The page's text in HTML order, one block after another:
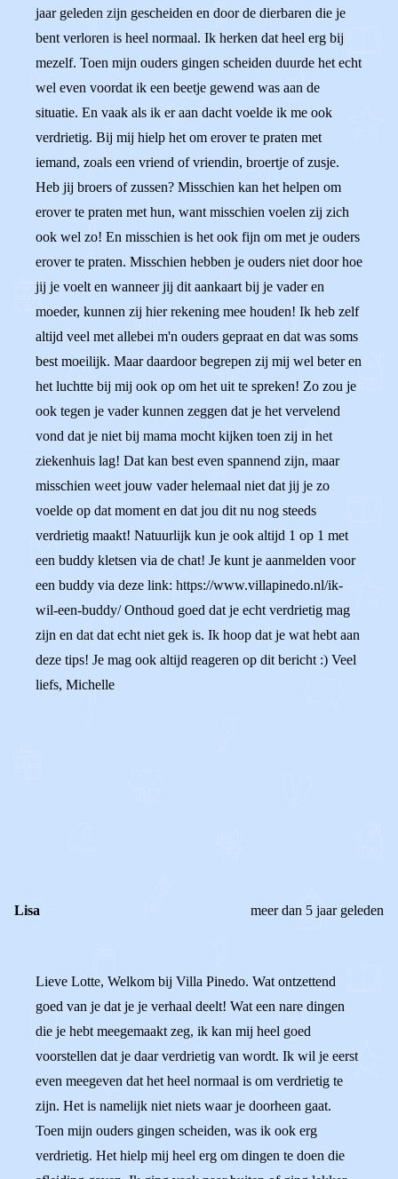
jaar geleden zijn gescheiden en door de dierbaren die je
bent verloren is heel normaal. Ik herken dat heel erg bij
mezelf. Toen mijn ouders gingen scheiden duurde het echt
wel even voordat ik een beetje gewend was aan de
situatie. En vaak als ik er aan dacht voelde ik me ook
verdrietig. Bij mij hielp het om erover te praten met
iemand, zoals een vriend of vriendin, broertje of zusje.
Heb jij broers of zussen? Misschien kan het helpen om
erover te praten met hun, want misschien voelen zij zich
ook wel zo! En misschien is het ook fijn om met je ouders
erover te praten. Misschien hebben je ouders niet door hoe
jij je voelt en wanneer jij dit aankaart bij je vader en
moeder, kunnen zij hier rekening mee houden! Ik heb zelf
altijd veel met allebei m'n ouders gepraat en dat was soms
best moeilijk. Maar daardoor begrepen zij mij wel beter en
het luchtte bij mij ook op om het uit te spreken! Zo zou je
ook tegen je vader kunnen zeggen dat je het vervelend
vond dat je niet bij mama mocht kijken toen zij in het
ziekenhuis lag! Dat kan best even spannend zijn, maar
misschien weet jouw vader helemaal niet dat jij je zo
voelde op dat moment en dat jou dit nu nog steeds
verdrietig maakt! Natuurlijk kun je ook altijd 1 op 1 met
een buddy kletsen via de chat! Je kunt je aanmelden voor
een buddy via deze link: https://www.villapinedo.nl/ik-
wil-een-buddy/ Onthoud goed dat je echt verdrietig mag
zijn en dat dat echt niet gek is. Ik hoop dat je wat hebt aan
deze tips! Je mag ook altijd reageren op dit bericht :) Veel
liefs, Michelle
Lisa meer dan 5 jaar geleden
Lieve Lotte, Welkom bij Villa Pinedo. Wat ontzettend
goed van je dat je je verhaal deelt! Wat een nare dingen
die je hebt meegemaakt zeg, ik kan mij heel goed
voorstellen dat je daar verdrietig van wordt. Ik wil je eerst
even meegeven dat het heel normaal is om verdrietig te
zijn. Het is namelijk niet niets waar je doorheen gaat.
Toen mijn ouders gingen scheiden, was ik ook erg
verdrietig. Het hielp mij heel erg om dingen te doen die